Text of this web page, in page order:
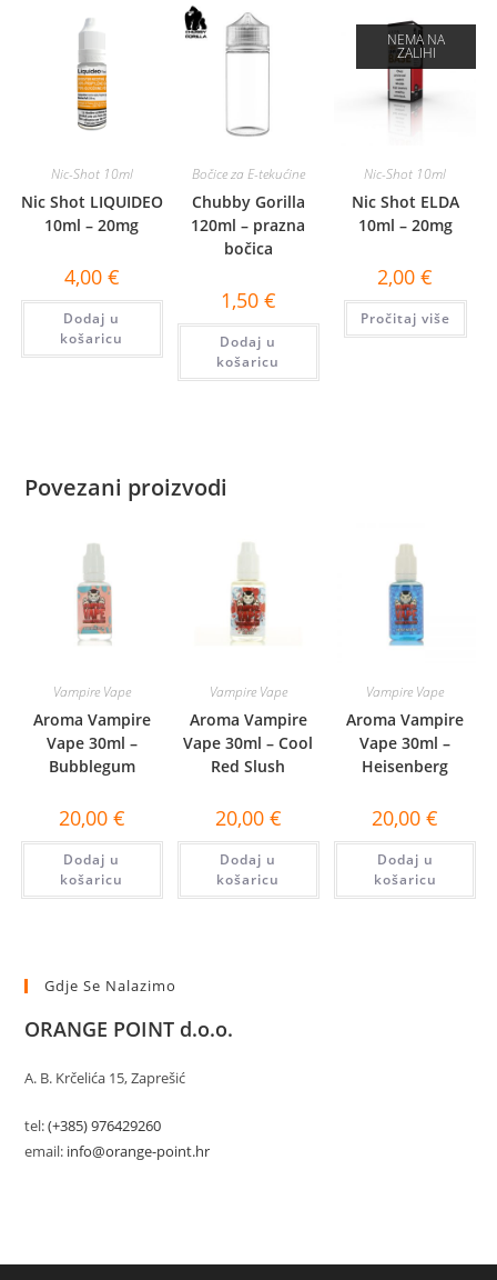
Nic-Shot 10ml
Nic Shot LIQUIDEO
10ml – 20mg
4,00 €
Dodaj u
košaricu
Bočice za E-tekućine
Chubby Gorilla
120ml – prazna
bočica
1,50 €
Dodaj u
košaricu
NEMA NA
ZALIHI
Nic-Shot 10ml
Nic Shot ELDA
10ml – 20mg
2,00€
Pročitaj više
Povezani proizvodi
Vampire Vape
Aroma Vampire
Vape 30ml –
Bubblegum
20,00 €
Dodaj u
košaricu
Vampire Vape
Aroma Vampire
Vape 30ml – Cool
Red Slush
20,00 €
Dodaj u
košaricu
Vampire Vape
Aroma Vampire
Vape 30ml –
Heisenberg
20,00€
Dodaj u
košaricu
Gdje Se Nalazimo
ORANGE POINT d.o.o.
A. B. Krčelića 15, Zaprešić
tel:(+385) 976429260
email: info@orange-point.hr